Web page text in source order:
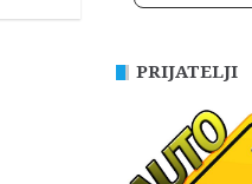
PRIJATELJI